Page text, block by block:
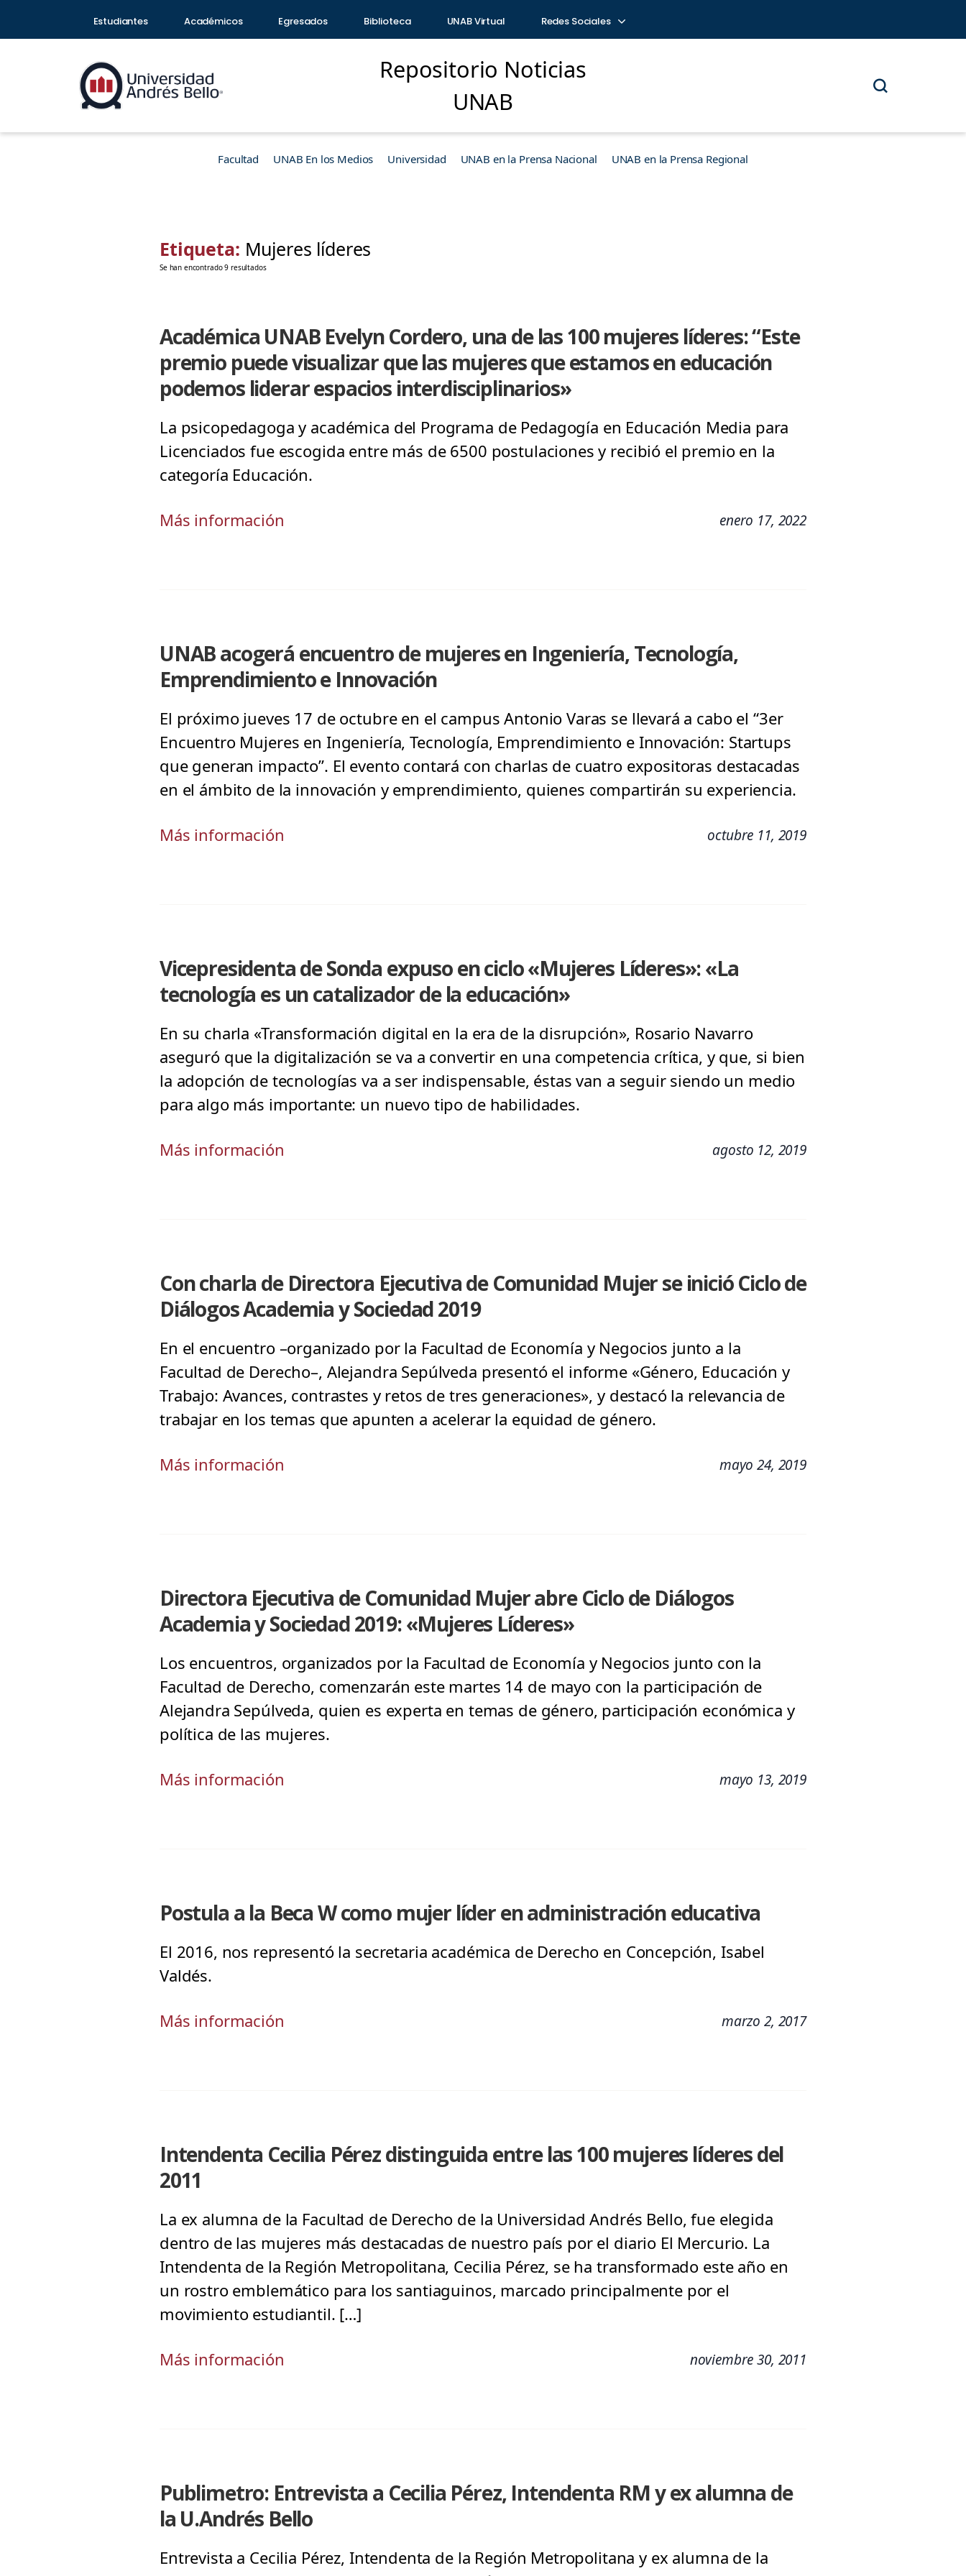
Estudiantes Académicos Egresados Biblioteca UNAB Virtual Redes Sociales
Repositorio Noticias
UNAB
Facultad UNAB En los Medios Universidad UNAB en la Prensa Nacional UNAB en la Prensa Regional
Etiqueta: Mujeres líderes
Se han encontrado 9 resultados
Académica UNAB Evelyn Cordero, una de las 100 mujeres líderes: “Este
premio puede visualizar que las mujeres que estamos en educación
podemos liderar espacios interdisciplinarios»
La psicopedagoga y académica del Programa de Pedagogía en Educación Media para
Licenciados fue escogida entre más de 6500 postulaciones y recibió el premio en la
categoría Educación.
Más información enero 17, 2022
UNAB acogerá encuentro de mujeres en Ingeniería, Tecnología,
Emprendimiento e Innovación
El próximo jueves 17 de octubre en el campus Antonio Varas se llevará a cabo el “3er
Encuentro Mujeres en Ingeniería, Tecnología, Emprendimiento e Innovación: Startups
que generan impacto”. El evento contará con charlas de cuatro expositoras destacadas
en el ámbito de la innovación y emprendimiento, quienes compartirán su experiencia.
Más información octubre 11, 2019
Vicepresidenta de Sonda expuso en ciclo «Mujeres Líderes»: «La
tecnología es un catalizador de la educación»
En su charla «Transformación digital en la era de la disrupción», Rosario Navarro
aseguró que la digitalización se va a convertir en una competencia crítica, y que, si bien
la adopción de tecnologías va a ser indispensable, éstas van a seguir siendo un medio
para algo más importante: un nuevo tipo de habilidades.
Más información agosto 12, 2019
Con charla de Directora Ejecutiva de Comunidad Mujer se inició Ciclo de
Diálogos Academia y Sociedad 2019
En el encuentro –organizado por la Facultad de Economía y Negocios junto a la
Facultad de Derecho–, Alejandra Sepúlveda presentó el informe «Género, Educación y
Trabajo: Avances, contrastes y retos de tres generaciones», y destacó la relevancia de
trabajar en los temas que apunten a acelerar la equidad de género.
Más información mayo 24, 2019
Directora Ejecutiva de Comunidad Mujer abre Ciclo de Diálogos
Academia y Sociedad 2019: «Mujeres Líderes»
Los encuentros, organizados por la Facultad de Economía y Negocios junto con la
Facultad de Derecho, comenzarán este martes 14 de mayo con la participación de
Alejandra Sepúlveda, quien es experta en temas de género, participación económica y
política de las mujeres.
Más información mayo 13, 2019
Postula a la Beca W como mujer líder en administración educativa
El 2016, nos representó la secretaria académica de Derecho en Concepción, Isabel
Valdés.
Más información marzo 2, 2017
Intendenta Cecilia Pérez distinguida entre las 100 mujeres líderes del
2011
La ex alumna de la Facultad de Derecho de la Universidad Andrés Bello, fue elegida
dentro de las mujeres más destacadas de nuestro país por el diario El Mercurio. La
Intendenta de la Región Metropolitana, Cecilia Pérez, se ha transformado este año en
un rostro emblemático para los santiaguinos, marcado principalmente por el
movimiento estudiantil. […]
Más información noviembre 30, 2011
Publimetro: Entrevista a Cecilia Pérez, Intendenta RM y ex alumna de
la U.Andrés Bello
Entrevista a Cecilia Pérez, Intendenta de la Región Metropolitana y ex alumna de la